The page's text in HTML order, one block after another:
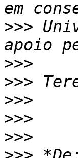
>>>
>>>
>>>
>>>
>>>
>>>